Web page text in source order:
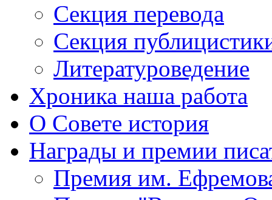
Секция перевода
Секция
Литературоведение
Хроника наша работа
О Совете история
Награды и премии
Премия им.